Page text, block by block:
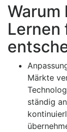
Warum
Lernen
Märkte
ständig